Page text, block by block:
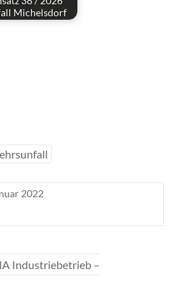
Michelsdorf
2022
Industriebetrieb –